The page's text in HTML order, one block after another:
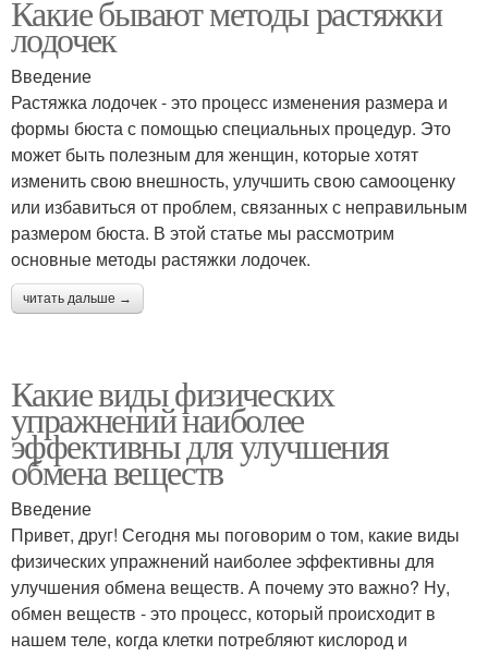
Какие бывают методы растяжки
лодочек
Введение
Растяжка лодочек - это процесс изменения размера и
формы бюста с помощью специальных процедур. Это
может быть полезным для женщин, которые хотят
изменить свою внешность, улучшить свою самооценку
или избавиться от проблем, связанных с неправильным
размером бюста. В этой статье мы рассмотрим
основные методы растяжки лодочек.
читать дальше →
Какие виды физических
упражнений наиболее
эффективны для улучшения
обмена веществ
Введение
Привет, друг! Сегодня мы поговорим о том, какие виды
физических упражнений наиболее эффективны для
улучшения обмена веществ. А почему это важно? Ну,
обмен веществ - это процесс, который происходит в
нашем теле, когда клетки потребляют кислород и